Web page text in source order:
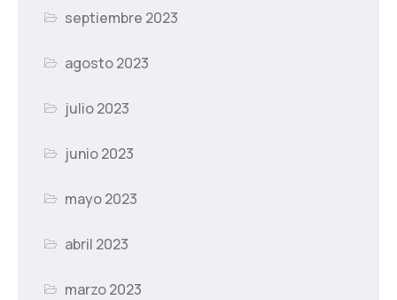
septiembre 2023
agosto 2023
julio 2023
junio 2023
mayo 2023
abril 2023
marzo 2023